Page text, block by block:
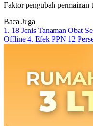
Faktor pengubah permainan
Baca Juga
1. 18 Jenis Tanaman Obat
Offline 4. Efek PPN 12